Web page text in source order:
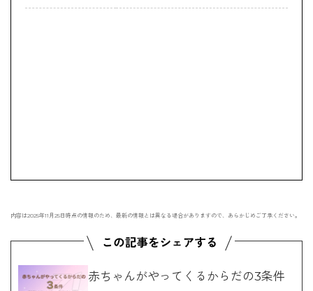
内容は2025年11月25日時点の情報のため、最新の情報とは異なる場合がありますので、あらかじめご了承ください。
赤ちゃんがやってくるからだの3条件